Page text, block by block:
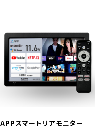
APPスマートリアモニター